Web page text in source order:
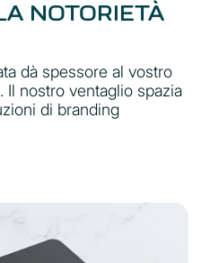
NOTORIETÀ
dà spessore al vostro
Il nostro ventaglio spazia
di branding